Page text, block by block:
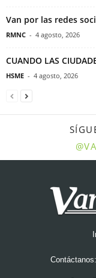
Van por las redes
RMNC - 4 agosto, 2026
CUANDO LAS
HSME - 4 agosto, 2026
Contáctanos: